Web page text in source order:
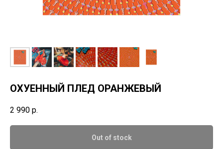
ОХУЕННЫЙ ПЛЕД ОРАНЖЕВЫЙ
2 990 р.
Out of stock